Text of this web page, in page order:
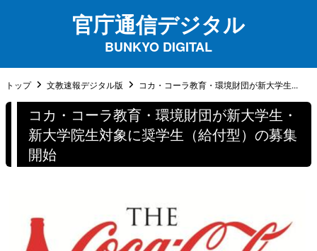
官庁通信デジタル
BUNKYO DIGITAL
トップ 文教速報デジタル版 コカ・コーラ教育・環境財団が新大学生...
コカ・コーラ教育・環境財団が新大学生・
新大学院生対象に奨学生（給付型）の募集
開始